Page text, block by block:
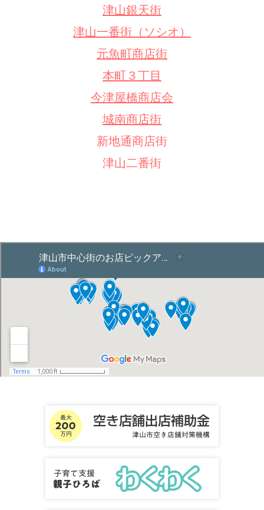
津山銀天街
津山一番街（ソシオ）
元魚町商店街
本町３丁目
今津屋橋商店会
城南商店街
新地通商店街
津山二番街